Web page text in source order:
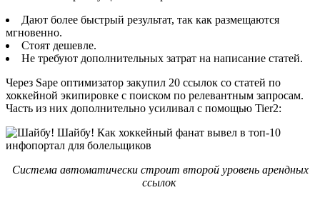
Дают более быстрый результат, так как размещаются
мгновенно.
Стоят дешевле.
Не требуют дополнительных затрат на написание статей.
Через Sape оптимизатор закупил 20 ссылок со статей по
хоккейной экипировке с поиском по релевантным запросам.
Часть из них дополнительно усиливал с помощью Tier2:
Система автоматически строит второй уровень арендных
ссылок